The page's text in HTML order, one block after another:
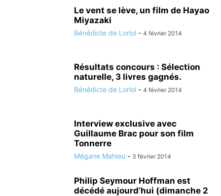
Le vent se lève, un film de Hayao
Miyazaki
Bénédicte de Loriol - 4 février 2014
Résultats concours : Sélection
naturelle, 3 livres gagnés.
Bénédicte de Loriol - 4 février 2014
Interview exclusive avec
Guillaume Brac pour son film
Tonnerre
Mégane Mahieu - 3 février 2014
Philip Seymour Hoffman est
décédé aujourd’hui (dimanche 2